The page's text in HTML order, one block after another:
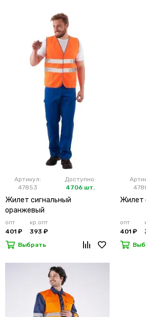
Артикул:
47853
Доступно:
4706 шт.
Жилет сигнальный
оранжевый
опт
401 ₽
кр.опт
393 ₽
Выбрать
Жилет
опт
401 ₽